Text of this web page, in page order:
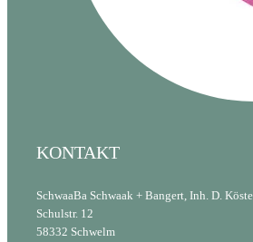
KONTAKT
SchwaaBa Schwaak + Bangert, Inh. D.
Schulstr. 12
58332 Schwelm